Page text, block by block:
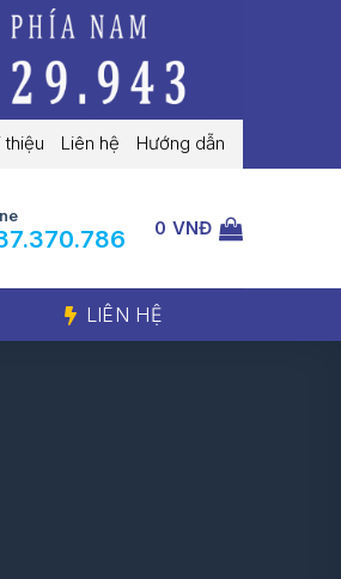
thiệu Liên hệ Hướng dẫn
0 VNĐ
LIÊN HỆ